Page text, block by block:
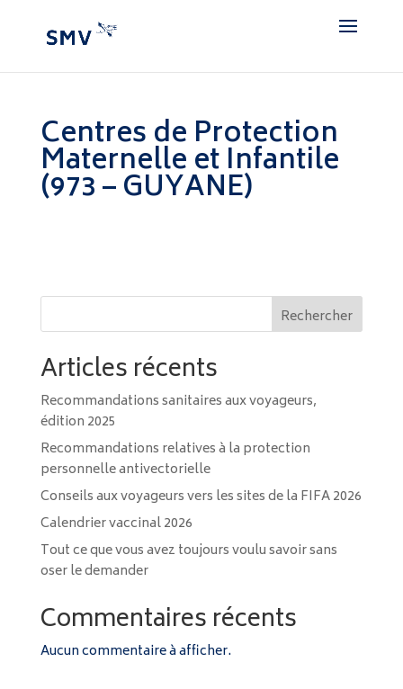
Centres de Protection
Maternelle et Infantile
(973 – GUYANE)
Rechercher
Articles récents
Recommandations sanitaires aux voyageurs,
édition 2025
Recommandations relatives à la protection
personnelle antivectorielle
Conseils aux voyageurs vers les sites de la FIFA 2026
Calendrier vaccinal 2026
Tout ce que vous avez toujours voulu savoir sans
oser le demander
Commentaires récents
Aucun commentaire à afficher.